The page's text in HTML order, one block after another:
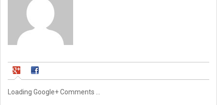
Loading Google+ Comments ...